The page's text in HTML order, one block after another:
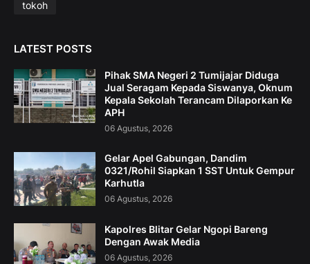
tokoh
LATEST POSTS
Pihak SMA Negeri 2 Tumijajar Diduga
Jual Seragam Kepada Siswanya, Oknum
Kepala Sekolah Terancam Dilaporkan Ke
APH
06 Agustus, 2026
Gelar Apel Gabungan, Dandim
0321/Rohil Siapkan 1 SST Untuk Gempur
Karhutla
06 Agustus, 2026
Kapolres Blitar Gelar Ngopi Bareng
Dengan Awak Media
06 Agustus, 2026